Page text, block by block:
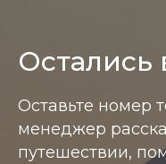
Остались
Оставьте номер
менеджер
путешествии,